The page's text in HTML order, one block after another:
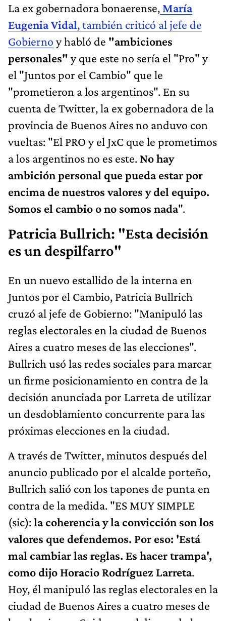
La ex gobernadora bonaerense, María
Eugenia Vidal, también criticó al jefe de
Gobierno y habló de "ambiciones
personales" y que este no sería el "Pro" y
el "Juntos por el Cambio" que le
"prometieron a los argentinos". En su
cuenta de Twitter, la ex gobernadora de la
provincia de Buenos Aires no anduvo con
vueltas: "El PRO y el JxC que le prometimos
a los argentinos no es este. No hay
ambición personal que pueda estar por
encima de nuestros valores y del equipo.
Somos el cambio o no somos nada".
Patricia Bullrich: "Esta decisión
es un despilfarro"
En un nuevo estallido de la interna en
Juntos por el Cambio, Patricia Bullrich
cruzó al jefe de Gobierno: "Manipuló las
reglas electorales en la ciudad de Buenos
Aires a cuatro meses de las elecciones".
Bullrich usó las redes sociales para marcar
un firme posicionamiento en contra de la
decisión anunciada por Larreta de utilizar
un desdoblamiento concurrente para las
próximas elecciones en la ciudad.
A través de Twitter, minutos después del
anuncio publicado por el alcalde porteño,
Bullrich salió con los tapones de punta en
contra de la medida. "ES MUY SIMPLE
(sic):la coherencia y la convicción son los
valores que defendemos. Por eso: 'Está
mal cambiar las reglas. Es hacer trampa',
como dijo Horacio Rodríguez Larreta.
Hoy, él manipuló las reglas electorales en la
ciudad de Buenos Aires a cuatro meses de